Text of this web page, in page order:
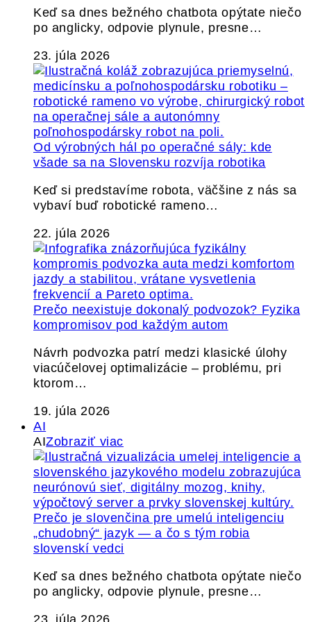
Keď sa dnes bežného chatbota opýtate niečo
po anglicky, odpovie plynule, presne…
23. júla 2026
Od výrobných hál po operačné sály: kde
všade sa na Slovensku rozvíja robotika
Keď si predstavíme robota, väčšine z nás sa
vybaví buď robotické rameno…
22. júla 2026
Prečo neexistuje dokonalý podvozok? Fyzika
kompromisov pod každým autom
Návrh podvozka patrí medzi klasické úlohy
viacúčelovej optimalizácie – problému, pri
ktorom…
19. júla 2026
AI
AIZobraziť viac
Prečo je slovenčina pre umelú inteligenciu
„chudobný“ jazyk — a čo s tým robia
slovenskí vedci
Keď sa dnes bežného chatbota opýtate niečo
po anglicky, odpovie plynule, presne…
23. júla 2026